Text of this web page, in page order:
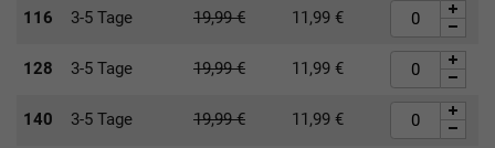
116 3-5 Tage 19,99€ 11,99 €
128 3-5 Tage 19,99€ 11,99 €
140 3-5 Tage 19,99€ 11,99 €